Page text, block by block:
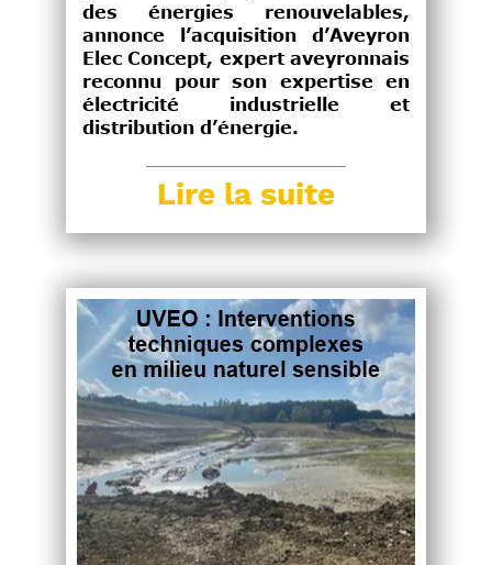
des énergies renouvelables,
annonce l’acquisition d’Aveyron
Elec Concept, expert aveyronnais
reconnu pour son expertise en
électricité industrielle et
distribution d’énergie.
Lire la suite